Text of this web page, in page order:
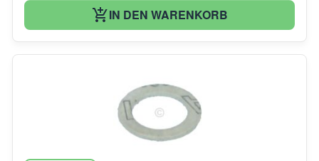
IN DEN WARENKORB